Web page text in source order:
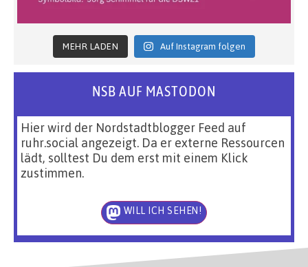
MEHR LADEN Auf Instagram folgen
NSB AUF MASTODON
Hier wird der Nordstadtblogger Feed auf
ruhr.social angezeigt. Da er externe Ressourcen
lädt, solltest Du dem erst mit einem Klick
zustimmen.
WILL ICH SEHEN!